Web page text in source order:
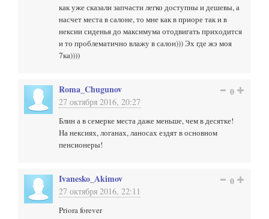
как уже сказали запчасти легко доступны и дешевы, а
насчет места в салоне, то мне как в приоре так и в
нексии сиденья до максимума отодвигать приходится
и то проблематично влажу в салон))) Эх где жэ моя
7ка))))
Roma_Chugunov
27 октября 2016, 20:27
0
Блин а в семерке места даже меньше, чем в десятке!
На нексиях, логанах, ланосах ездят в основном
пенсионеры!
Ivanesko_Akimov
27 октября 2016, 22:11
0
Priora forever